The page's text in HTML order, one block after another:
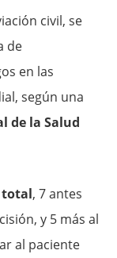
civil, se
de
en las
según una
de la Salud
total, 7 antes
y 5 más al
al paciente